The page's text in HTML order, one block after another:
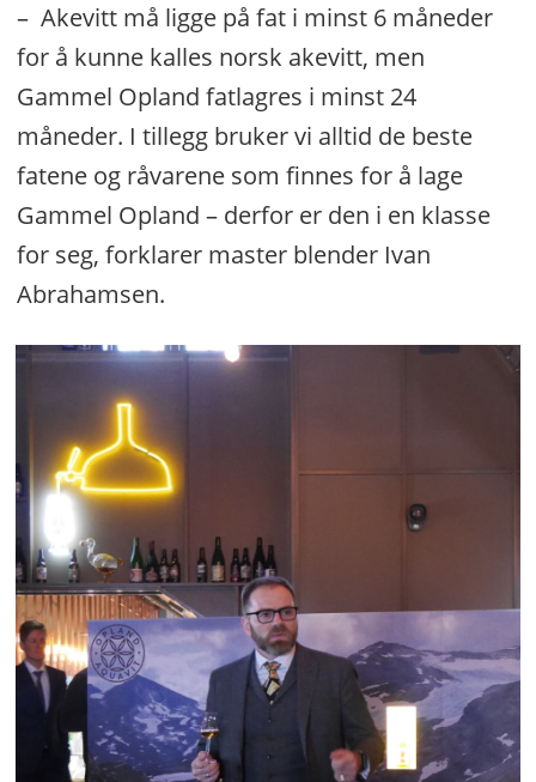
– Akevitt må ligge på fat i minst 6 måneder
for å kunne kalles norsk akevitt, men
Gammel Opland fatlagres i minst 24
måneder. I tillegg bruker vi alltid de beste
fatene og råvarene som finnes for å lage
Gammel Opland – derfor er den i en klasse
for seg, forklarer master blender Ivan
Abrahamsen.